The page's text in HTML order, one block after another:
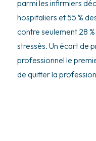
parmi les infirmiers
hospitaliers et 55 %
contre seulement 28
stressés. Un écart de
professionnel le
de quitter la